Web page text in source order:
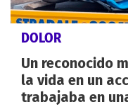
DOLOR
Un reconocido
la vida en un
trabajaba en